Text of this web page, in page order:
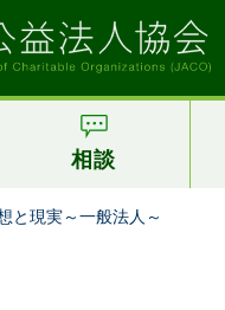
相談
と現実～一般法人～